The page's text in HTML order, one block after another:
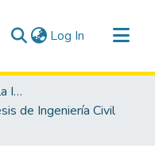
Log In (current)
Facultad de Ciencias de la Ingeniería
de Ingeniería Civil